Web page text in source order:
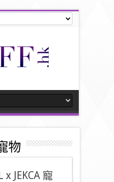
物
x JEKCA 寵